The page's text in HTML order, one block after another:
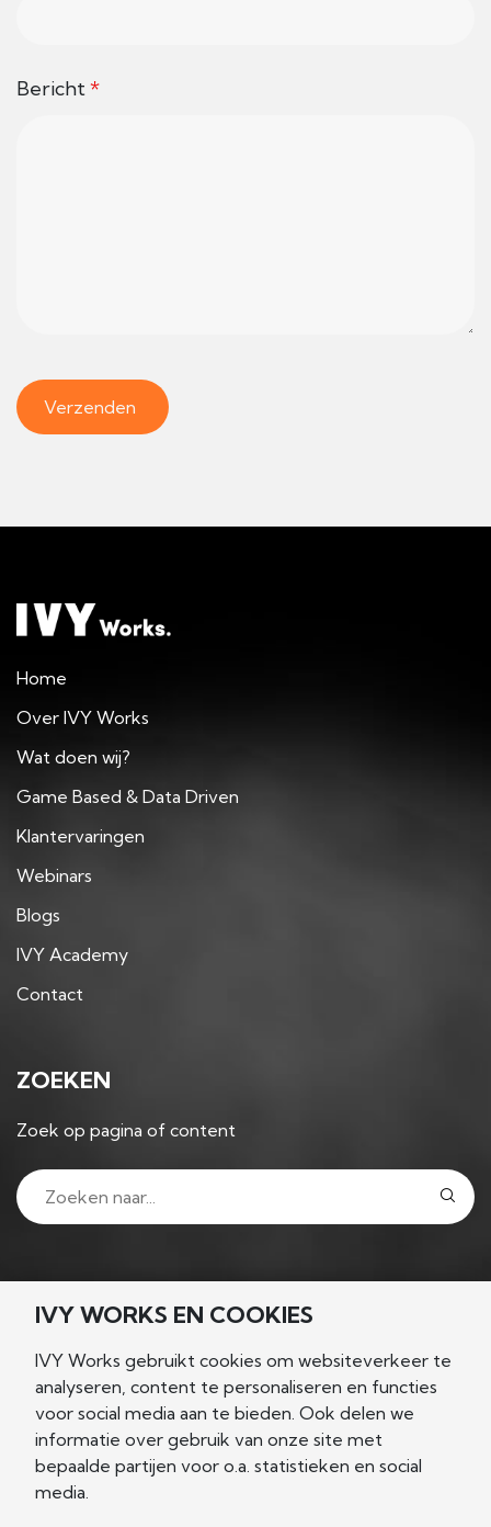
Bericht*
Home
Over IVY Works
Wat doen wij?
Game Based & Data Driven
Klantervaringen
Webinars
Blogs
IVY Academy
Contact
ZOEKEN
Zoek op pagina of content
NIEUWSGIERIG?
Let's connect!
IVY WORKS EN COOKIES
IVY Works gebruikt cookies om websiteverkeer te
analyseren, content te personaliseren en functies
voor social media aan te bieden. Ook delen we
informatie over gebruik van onze site met
bepaalde partijen voor o.a. statistieken en social
media.